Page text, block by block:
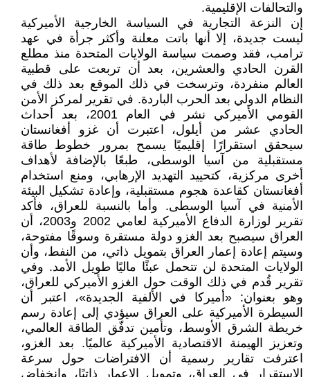
والتحالفات الإقليمية.
إن النزعة التجارية في السياسة الخارجية الأميركية
ليست جديدة، إلا أنها باتت معلنة وأكثر جرأة في عهد
ترامب، فقد وصمت سياسة الولايات المتحدة منذ مطلع
القرن الحادي والعشرين، بعد أن تربعت على قطبية
العالم منفردة، وترسخت في ذلك الموقع بعد ذلك في
النظام الدولي بعد الحرب الباردة. في تقرير لمركز الأمن
القومي الأميركي نشر في العام 2001، بعد أحداث
الحادي عشر من أيلول، اعتبرت أن غزو أفغانستان
سيحقق استقرارًا إقليميًا يسمح بمرور خطوط طاقة
مستقبلية من آسيا الوسطى، طبعًا بالإضافة لأهداف
أخرى مركزية، كتحييد التهديد الإرهابي، ومنع استخدام
أفغانستان كقاعدة هجوم مستقبلية، وإعادة تشكيل البيئة
الأمنية في آسيا الوسطى. وأما بالنسبة للعراق، فأكد
تقرير لوزارة الدفاع الأميركية لعامي 2002 و2003، أن
العراق سيصبح بعد الغزو دولة مستقرة وسوقًا مفتوحة،
وسيتم إعادة إعمار العراق بتمويل ذاتي، من النفط، وأن
الولايات المتحدة لن تتحمل عبئًا ماليًا طويل الأمد. وفي
تقرير قُدم في ذلك الوقت حول الغزو الأميركي للعراق،
وهو بعنوان: «أميركا في الألفية الجديدة»، اعتبر أن
السيطرة الأميركية على العراق سيؤدي إلى إعادة رسم
خريطة الشرق الأوسط، وتأمين تدفّق الطاقة العالمي،
وتعزيز الهيمنة الاقتصادية الأميركية عالميًا. بعد الغزو،
اعترفت تقارير رسمية أن الافتراضات حول سرعة
الاستقرار في العراق، وتمويل الإعمار ذاتيًا، وانخفاض